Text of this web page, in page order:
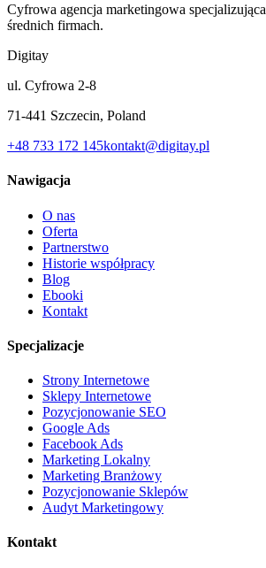
Cyfrowa agencja marketingowa
średnich firmach.
Digitay
ul. Cyfrowa 2-8
71-441 Szczecin, Poland
+48 733 172 145kontakt@digitay.pl
Nawigacja
O nas
Oferta
Partnerstwo
Historie współpracy
Blog
Ebooki
Kontakt
Specjalizacje
Strony Internetowe
Sklepy Internetowe
Pozycjonowanie SEO
Google Ads
Facebook Ads
Marketing Lokalny
Marketing Branżowy
Pozycjonowanie Sklepów
Audyt Marketingowy
Kontakt